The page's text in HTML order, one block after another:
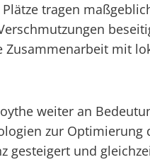
tragen
mit
weiter an
zur Optimierung
und